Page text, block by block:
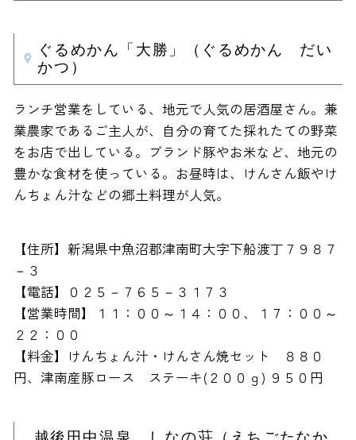
ぐるめかん「大勝」（ぐるめかん だい
かつ）
ランチ営業をしている、地元で人気の居酒屋さん。兼
業農家であるご主人が、自分の育てた採れたての野菜
をお店で出している。ブランド豚やお米など、地元の
豊かな食材を使っている。お昼時は、けんさん飯やけ
んちょん汁などの郷土料理が人気。
【住所】新潟県中魚沼郡津南町大字下船渡丁７９８７
－３
【電話】０２５－７６５－３１７３
【営業時間】１１：００～１４：００、１７：００～
２２：００
【料金】けんちょん汁・けんさん焼セット ８８０
円、津南産豚ロース ステーキ(２００ｇ) ９５０円